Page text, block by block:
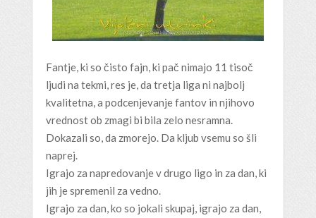
Fantje, ki so čisto fajn, ki pač nimajo 11 tisoč
ljudi na tekmi, res je, da tretja liga ni najbolj
kvalitetna, a podcenjevanje fantov in njihovo
vrednost ob zmagi bi bila zelo nesramna.
Dokazali so, da zmorejo. Da kljub vsemu so šli
naprej.
Igrajo za napredovanje v drugo ligo in za dan, ki
jih je spremenil za vedno.
Igrajo za dan, ko so jokali skupaj, igrajo za dan,